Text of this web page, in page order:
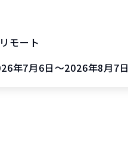
モート
年7月6日～2026年8月7日